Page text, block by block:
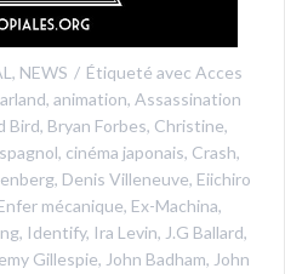
, NEWS Étiqueté avec Acces
, animation, Assassination
Bird, Bryan Forbes, Christine,
, cinéma japonais, Crash,
, Denis Villeneuve, Eiichiro
mécanique, Ex-Machina,
, Identify, Ira Levin, J.G Ballard,
Gillespie, John Badham, John